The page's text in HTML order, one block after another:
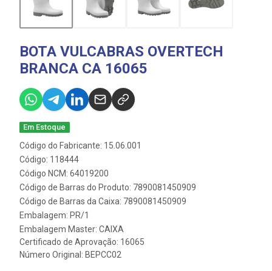
BOTA VULCABRAS OVERTECH
BRANCA CA 16065
Em Estoque
Código do Fabricante: 15.06.001
Código: 118444
Código NCM: 64019200
Código de Barras do Produto: 7890081450909
Código de Barras da Caixa: 7890081450909
Embalagem: PR/1
Embalagem Master: CAIXA
Certificado de Aprovação: 16065
Número Original: BEPCC02